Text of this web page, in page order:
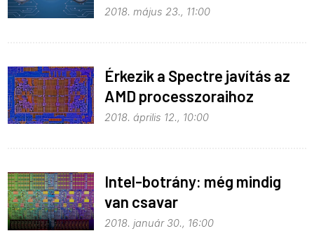
2018. május 23., 11:00
Érkezik a Spectre javítás az
AMD processzoraihoz
2018. április 12., 10:00
Intel-botrány: még mindig
van csavar
2018. január 30., 16:00